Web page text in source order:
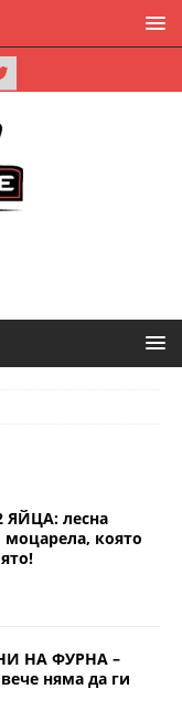
лесна
която
НА ФУРНА –
няма да ги